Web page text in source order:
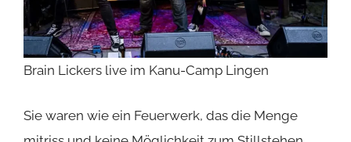
Brain Lickers live im Kanu-Camp Lingen
Sie waren wie ein Feuerwerk, das die Menge